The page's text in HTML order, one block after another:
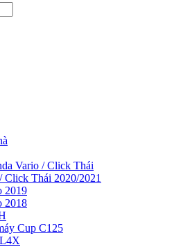
Vario / Click Thái
Click Thái 2020/2021
2019
2018
Cup C125